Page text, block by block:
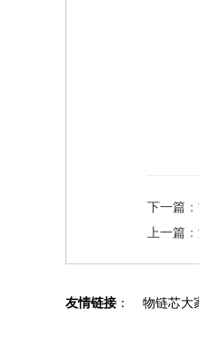
下一篇 ：
上一篇 ：
友情链接 ： 物链芯大